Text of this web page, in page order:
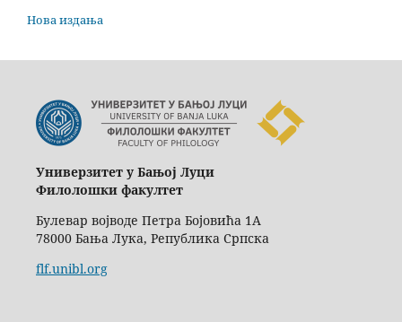
Нова издања
Универзитет у Бањој Луци
Филолошки факултет
Булевар војводе Петра Бојовића 1А
78000 Бања Лука, Република Српска
flf.unibl.org